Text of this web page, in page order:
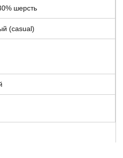
шерсть
(casual)